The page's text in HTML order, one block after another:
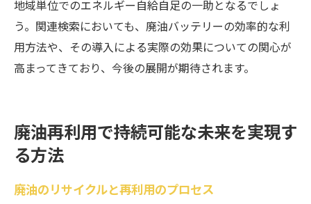
地域単位でのエネルギー自給自足の一助となるでしょ
う。関連検索においても、廃油バッテリーの効率的な利
用方法や、その導入による実際の効果についての関心が
高まってきており、今後の展開が期待されます。
廃油再利用で持続可能な未来を実現す
る方法
廃油のリサイクルと再利用のプロセス